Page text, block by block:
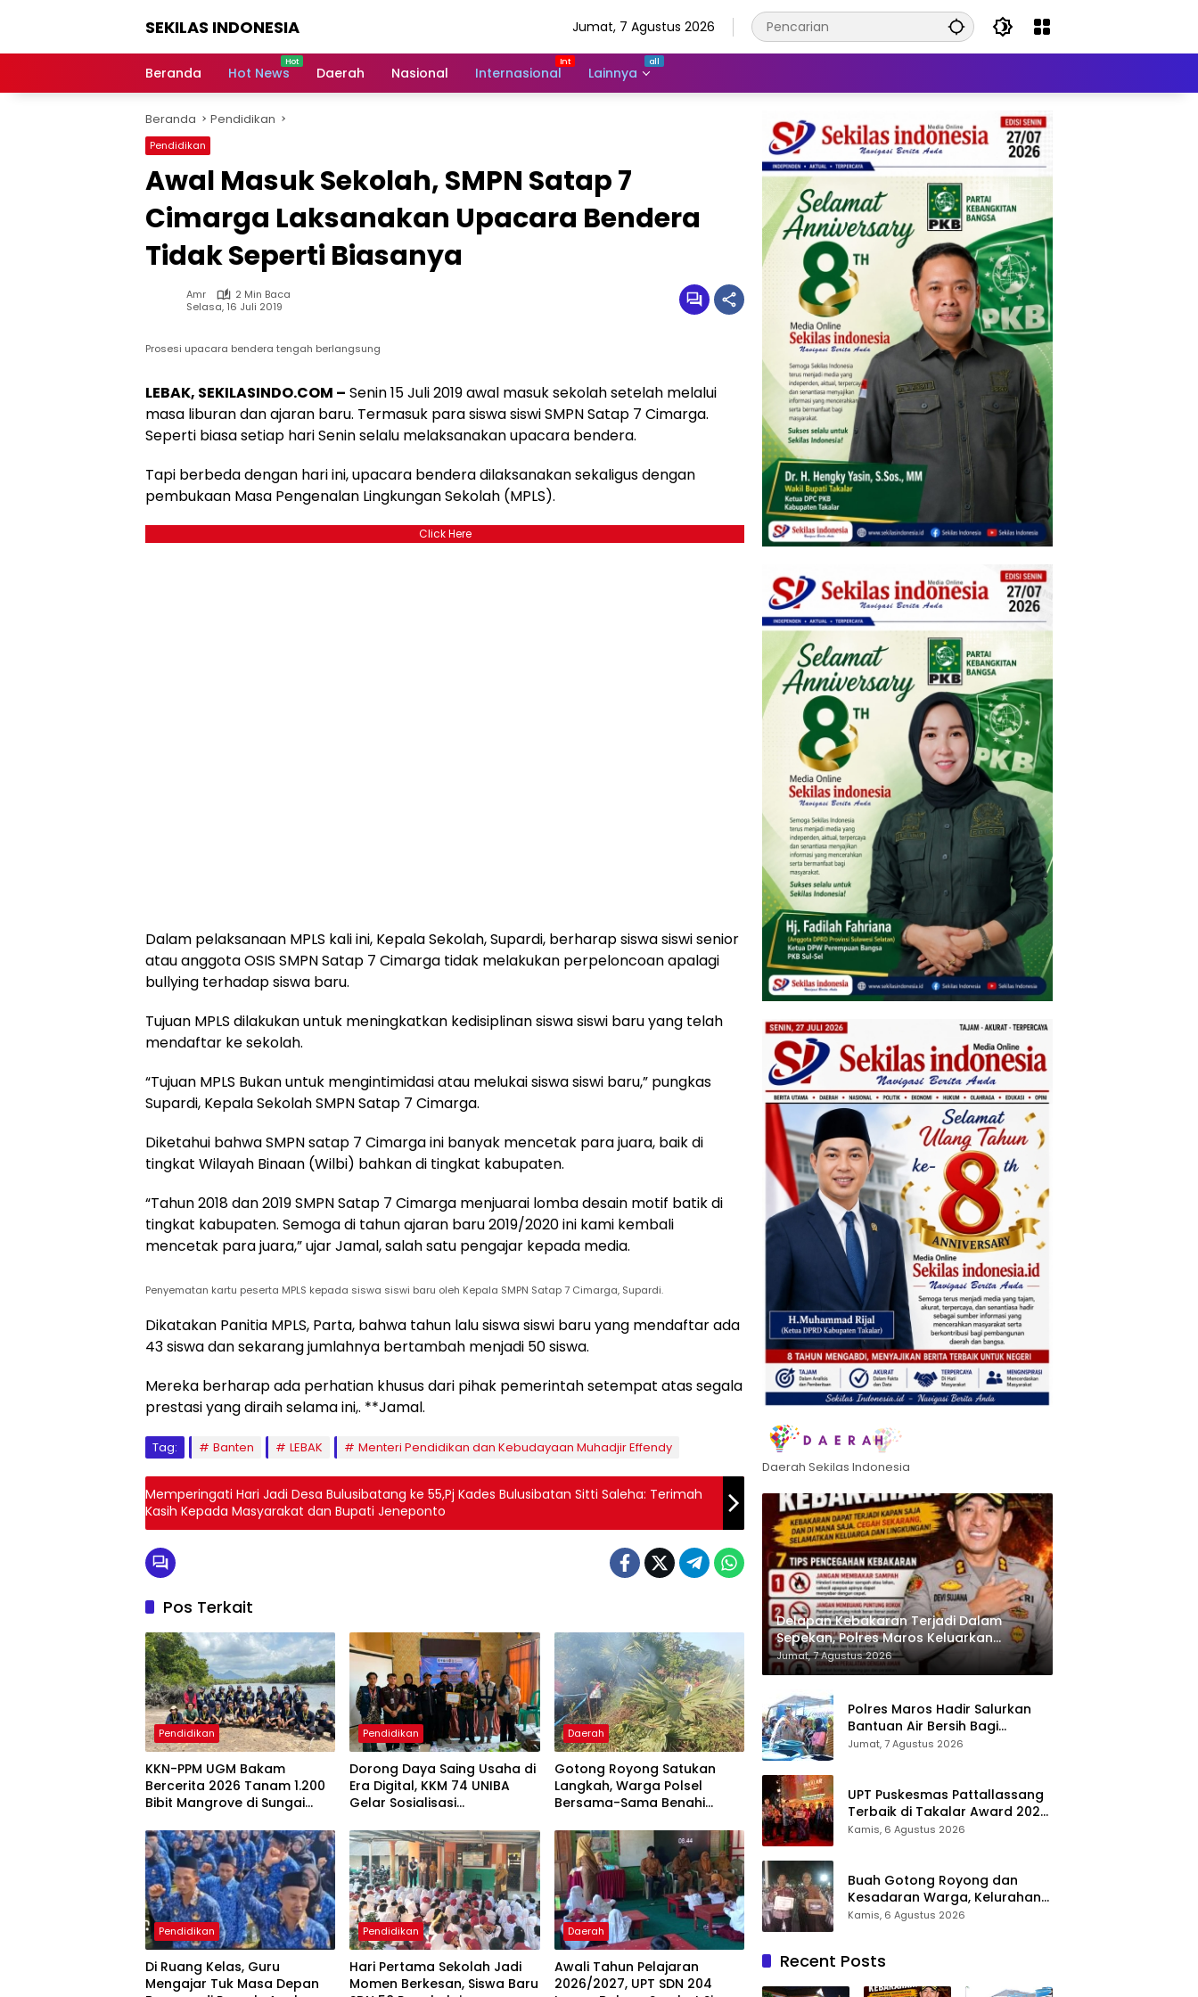
SEKILAS INDONESIA
Terkini,
Latest
World,
Headlines,
News
Jumat, 7 Agustus 2026
Beranda Hot News Daerah Nasional Internasional Lainnya
Beranda Pendidikan
Pendidikan
Awal Masuk Sekolah, SMPN Satap 7
Cimarga Laksanakan Upacara Bendera
Tidak Seperti Biasanya
Amr
2 Min Baca
Selasa, 16 Juli 2019
Prosesi upacara bendera tengah berlangsung
LEBAK, SEKILASINDO.COM – Senin 15 Juli 2019 awal masuk sekolah setelah melalui
masa liburan dan ajaran baru. Termasuk para siswa siswi SMPN Satap 7 Cimarga.
Seperti biasa setiap hari Senin selalu melaksanakan upacara bendera.
Tapi berbeda dengan hari ini, upacara bendera dilaksanakan sekaligus dengan
pembukaan Masa Pengenalan Lingkungan Sekolah (MPLS).
Click Here
Dalam pelaksanaan MPLS kali ini, Kepala Sekolah, Supardi, berharap siswa siswi senior
atau anggota OSIS SMPN Satap 7 Cimarga tidak melakukan perpeloncoan apalagi
bullying terhadap siswa baru.
Tujuan MPLS dilakukan untuk meningkatkan kedisiplinan siswa siswi baru yang telah
mendaftar ke sekolah.
“Tujuan MPLS Bukan untuk mengintimidasi atau melukai siswa siswi baru,” pungkas
Supardi, Kepala Sekolah SMPN Satap 7 Cimarga.
Diketahui bahwa SMPN satap 7 Cimarga ini banyak mencetak para juara, baik di
tingkat Wilayah Binaan (Wilbi) bahkan di tingkat kabupaten.
“Tahun 2018 dan 2019 SMPN Satap 7 Cimarga menjuarai lomba desain motif batik di
tingkat kabupaten. Semoga di tahun ajaran baru 2019/2020 ini kami kembali
mencetak para juara,” ujar Jamal, salah satu pengajar kepada media.
Penyematan kartu peserta MPLS kepada siswa siswi baru oleh Kepala SMPN Satap 7 Cimarga, Supardi.
Dikatakan Panitia MPLS, Parta, bahwa tahun lalu siswa siswi baru yang mendaftar ada
43 siswa dan sekarang jumlahnya bertambah menjadi 50 siswa.
Mereka berharap ada perhatian khusus dari pihak pemerintah setempat atas segala
prestasi yang diraih selama ini,. **Jamal.
Tag: Banten LEBAK Menteri Pendidikan dan Kebudayaan Muhadjir Effendy
Memperingati Hari Jadi Desa Bulusibatang ke 55,Pj Kades Bulusibatan Sitti Saleha: Terimah
Kasih Kepada Masyarakat dan Bupati Jeneponto
Pos Terkait
Pendidikan
KKN-PPM UGM Bakam
Bercerita 2026 Tanam 1.200
Bibit Mangrove di Sungai
Pendidikan
Dorong Daya Saing Usaha di
Era Digital, KKM 74 UNIBA
Gelar Sosialisasi
Berbasis Technopreneurship
Daerah
Gotong Royong Satukan
Langkah, Warga Polsel
Bersama-Sama Benahi
Sambut HUT RI ke-81
Pendidikan
Di Ruang Kelas, Guru
Mengajar Tuk Masa Depan
Pendidikan
Hari Pertama Sekolah Jadi
Momen Berkesan, Siswa Baru
Daerah
Awali Tahun Pelajaran
2026/2027, UPT SDN 204
Daerah Sekilas Indonesia
Delapan Kebakaran Terjadi Dalam
Sepekan, Polres Maros Keluarkan
Imbauan kepada Masyarakat
Jumat, 7 Agustus 2026
Polres Maros Hadir Salurkan
Bantuan Air Bersih Bagi
Masyarakat Terdampak Krisis
Jumat, 7 Agustus 2026
UPT Puskesmas Pattallassang
Terbaik di Takalar Award 2026,
Bukti Komitmen Hadirkan
Kamis, 6 Agustus 2026
Buah Gotong Royong dan
Kesadaran Warga, Kelurahan
Patte’ne Menjadi Bintang
Kamis, 6 Agustus 2026
Recent Posts